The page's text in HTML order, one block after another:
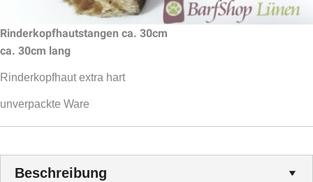
Rinderkopfhautstangen ca. 30cm
ca. 30cm lang
Rinderkopfhaut extra hart
unverpackte Ware
Beschreibung